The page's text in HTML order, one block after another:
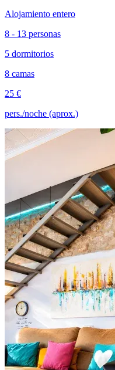
Alojamiento entero
8 - 13 personas
5 dormitorios
8 camas
25 €
pers./noche (aprox.)